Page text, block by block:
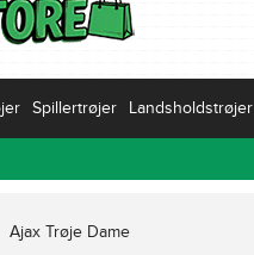
Spillertrøjer Landsholdstrøjer
Ajax Trøje Dame